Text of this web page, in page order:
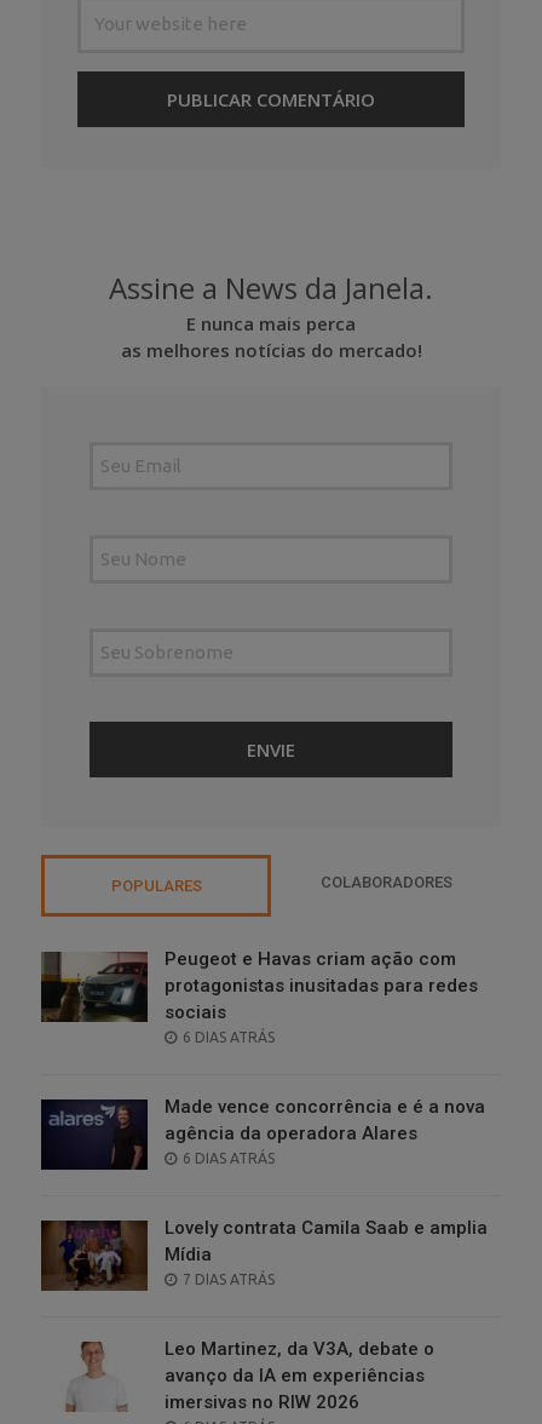
Assine a News da Janela.
E nunca mais perca
as melhores notícias do mercado!
POPULARES COLABORADORES
Peugeot e Havas criam ação com
protagonistas inusitadas para redes
sociais
POSTED
6 DIAS ATRÁS
Made vence concorrência e é a nova
agência da operadora Alares
POSTED
6 DIAS ATRÁS
Lovely contrata Camila Saab e amplia
Mídia
POSTED
7 DIAS ATRÁS
Leo Martinez, da V3A, debate o
avanço da IA em experiências
imersivas no RIW 2026